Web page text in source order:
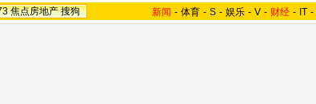
焦点房地产 搜狗 新闻 - 体育 - S - 娱乐 - V - 财经 - IT -